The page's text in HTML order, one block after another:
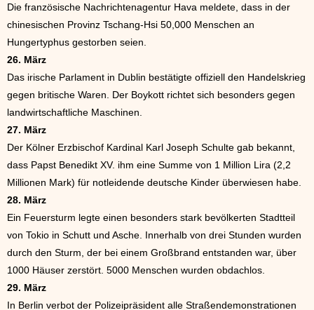
Die französische Nachrichtenagentur Hava meldete, dass in der
chinesischen Provinz Tschang-Hsi 50,000 Menschen an
Hungertyphus gestorben seien.
26. März
Das irische Parlament in Dublin bestätigte offiziell den Handelskrieg
gegen britische Waren. Der Boykott richtet sich besonders gegen
landwirtschaftliche Maschinen.
27. März
Der Kölner Erzbischof Kardinal Karl Joseph Schulte gab bekannt,
dass Papst Benedikt XV. ihm eine Summe von 1 Million Lira (2,2
Millionen Mark) für notleidende deutsche Kinder überwiesen habe.
28. März
Ein Feuersturm legte einen besonders stark bevölkerten Stadtteil
von Tokio in Schutt und Asche. Innerhalb von drei Stunden wurden
durch den Sturm, der bei einem Großbrand entstanden war, über
1000 Häuser zerstört. 5000 Menschen wurden obdachlos.
29. März
In Berlin verbot der Polizeipräsident alle Straßendemonstrationen